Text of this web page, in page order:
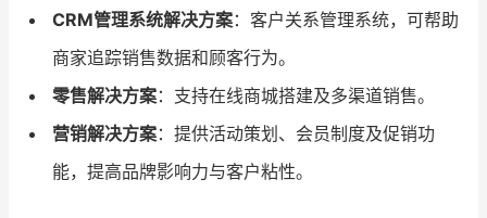
CRM管理系统解决方案：客户关系管理系统，可帮助
商家追踪销售数据和顾客行为。
零售解决方案：支持在线商城搭建及多渠道销售。
营销解决方案：提供活动策划、会员制度及促销功
能，提高品牌影响力与客户粘性。